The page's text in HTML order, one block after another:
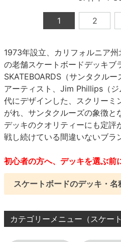
1 2
1973年設立、カリフォルニア
の老舗スケートボードデッキブ
SKATEBOARDS（サンタクルー
アーティスト、Jim Phillips（
代にデザインした、スクリーミ
がれ、サンタクルーズの象徴と
デッキのクオリティーにも定評
戦し続けている間違いないブラ
初心者の方へ、デッキを選ぶ前
スケートボードのデッキ・名
カテゴリーメニュー（スケー